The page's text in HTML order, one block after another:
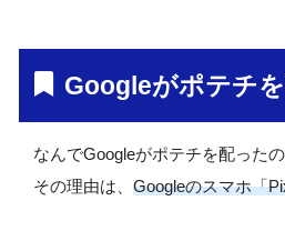
Googleがポテチ
なんでGoogleがポテチを配ったの
その理由は、 Googleのスマホ「